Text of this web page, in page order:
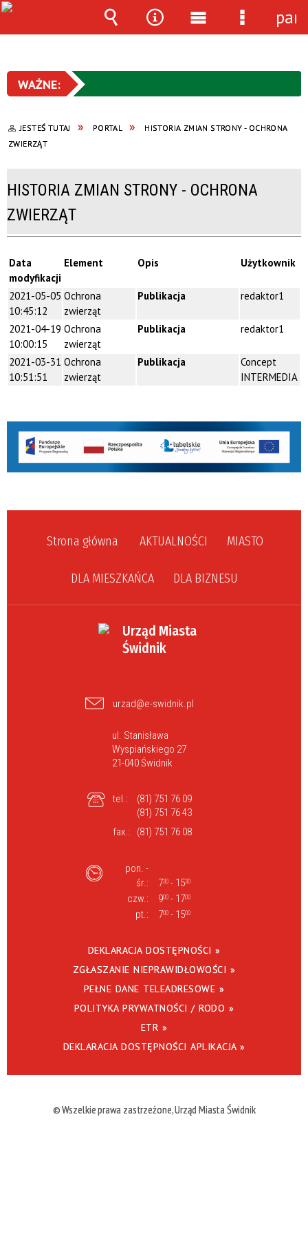
JESTEŚ TUTAJ PORTAL
HISTORIA ZMIAN STRONY - OCHRONA
ZWIERZĄT
HISTORIA ZMIAN STRONY - OCHRONA
ZWIERZĄT
Data
modyfikacji
Element Opis Użytkownik
2021-05-05
10:45:12
Ochrona
zwierząt
Publikacja redaktor1
2021-04-19
10:00:15
Ochrona
zwierząt
Publikacja redaktor1
2021-03-31
10:51:51
Ochrona
zwierząt
Publikacja
Concept
INTERMEDIA
Strona główna AKTUALNOŚCI MIASTO
DLA MIESZKAŃCA DLA BIZNESU
Urząd Miasta
Świdnik
urzad@e-swidnik.pl
ul. Stanisława
Wyspiańskiego 27
21-040 Świdnik
tel.:
(81) 751 76 09
(81) 751 76 43
fax.:
(81) 751 76 08
pon. -
śr.:
730 - 1530
czw.: 900 - 1700
pt.: 700 - 1500
DEKLARACJA DOSTĘPNOŚCI »
ZGŁASZANIE NIEPRAWIDŁOWOŚCI »
PEŁNE DANE TELEADRESOWE »
POLITYKA PRYWATNOŚCI / RODO »
ETR »
DEKLARACJA DOSTĘPNOŚCI APLIKACJA »
© Wszelkie prawa zastrzeżone, Urząd Miasta Świdnik
Wyszukiwarka
Narzędzia
MenuMenu